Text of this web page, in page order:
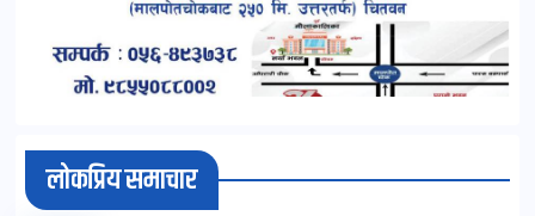
लोकप्रिय समाचार